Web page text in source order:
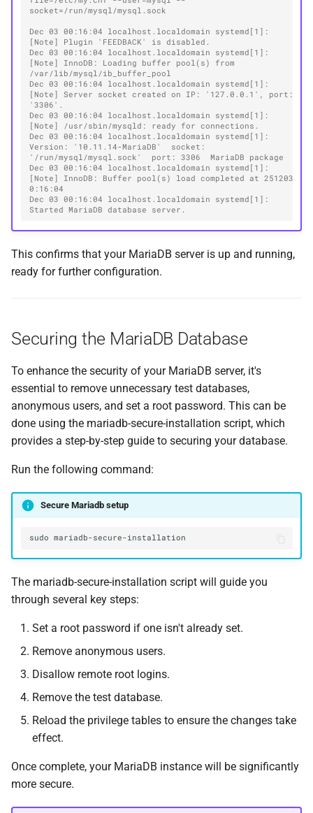
socket=/run/mysql/mysql.sock
Dec 03 00:16:04 localhost.localdomain systemd[1]:
[Note] Plugin 'FEEDBACK' is disabled.
Dec 03 00:16:04 localhost.localdomain systemd[1]:
[Note] InnoDB: Loading buffer pool(s) from
/var/lib/mysql/ib_buffer_pool
Dec 03 00:16:04 localhost.localdomain systemd[1]:
[Note] Server socket created on IP: '127.0.0.1', port:
'3306'.
Dec 03 00:16:04 localhost.localdomain systemd[1]:
[Note] /usr/sbin/mysqld: ready for connections.
Dec 03 00:16:04 localhost.localdomain systemd[1]:
Version: '10.11.14-MariaDB'  socket:
'/run/mysql/mysql.sock'  port: 3306  MariaDB package
Dec 03 00:16:04 localhost.localdomain systemd[1]:
[Note] InnoDB: Buffer pool(s) load completed at 251203
0:16:04
Dec 03 00:16:04 localhost.localdomain systemd[1]:
Started MariaDB database server.
This confirms that your MariaDB server is up and running,
ready for further configuration.
Securing the MariaDB Database
To enhance the security of your MariaDB server, it's
essential to remove unnecessary test databases,
anonymous users, and set a root password. This can be
done using the mariadb-secure-installation script, which
provides a step-by-step guide to securing your database.
Run the following command:
Secure Mariadb setup
sudo
The mariadb-secure-installation script will guide you
through several key steps:
Set a root password if one isn't already set.
Remove anonymous users.
Disallow remote root logins.
Remove the test database.
Reload the privilege tables to ensure the changes take
effect.
Once complete, your MariaDB instance will be significantly
more secure.